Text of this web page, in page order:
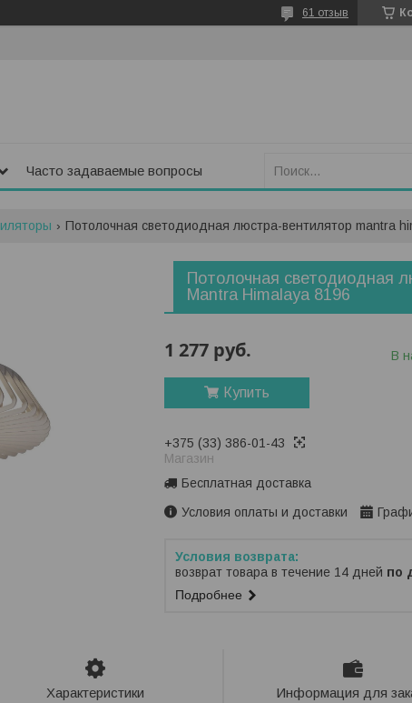
61 отзыв
Часто задаваемые вопросы
Потолочная светодиодная люстра-вентилятор mantra
Потолочная светодиодная
Mantra Himalaya 8196
1 277 руб. В
Купить
+375 (33) 386-01-43
Магазин
Бесплатная доставка
Условия оплаты и доставки
возврат товара в течение 14 дней по
Подробнее
Характеристики Информация для